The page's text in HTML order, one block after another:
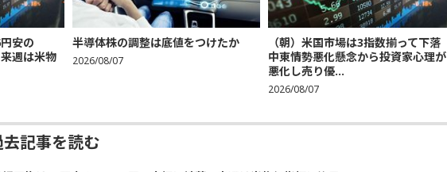
安の
週は米物
半導体株の調整は底値をつけたか
2026/08/07
（朝）米国市場は3指数揃って下落
中東情勢悪化懸念から投資家心理が
悪化し売り優...
2026/08/07
去記事を読む